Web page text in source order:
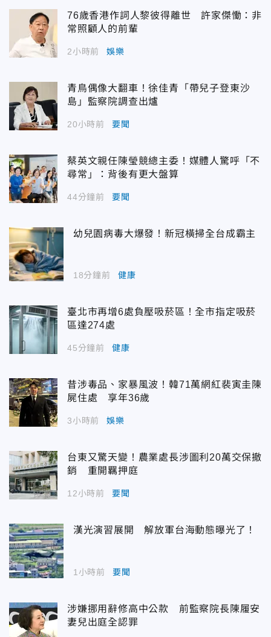
76歲香港作詞人黎彼得離世 許家傑慟：非
常照顧人的前輩
2小時前 娛樂
青鳥偶像大翻車！徐佳青「帶兒子登東沙
島」監察院調查出爐
20小時前 要聞
蔡英文親任陳瑩競總主委！媒體人驚呼「不
尋常」：背後有更大盤算
44分鐘前 要聞
幼兒園病毒大爆發！新冠橫掃全台成霸主
18分鐘前 健康
臺北市再增6處負壓吸菸區！全市指定吸菸
區達274處
45分鐘前 健康
昔涉毒品、家暴風波！韓71萬網紅裴寅圭陳
屍住處 享年36歲
3小時前 娛樂
台東又驚天變！農業處長涉圖利20萬交保撤
銷 重開羈押庭
12小時前 要聞
漢光演習展開 解放軍台海動態曝光了！
1小時前 要聞
涉嫌挪用辭修高中公款 前監察院長陳履安
妻兒出庭全認罪